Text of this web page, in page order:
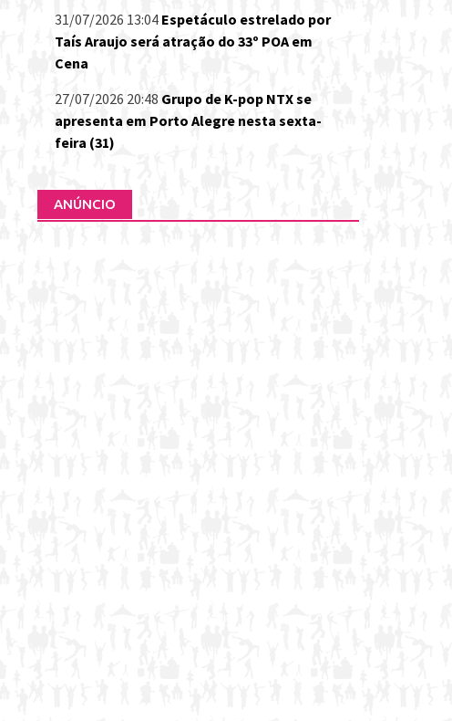
31/07/2026 13:04 Espetáculo estrelado por
Taís Araujo será atração do 33º POA em
Cena
27/07/2026 20:48 Grupo de K-pop NTX se
apresenta em Porto Alegre nesta sexta-
feira (31)
ANÚNCIO